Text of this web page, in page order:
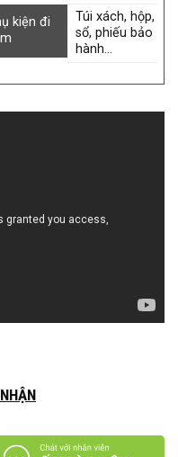
kiện đi
Túi xách, hộp,
sổ, phiếu bảo
hành…